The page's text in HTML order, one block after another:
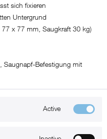
sich fixieren
Untergrund
x 77 mm, Saugkraft 30 kg)
Saugnapf-Befestigung mit
Active